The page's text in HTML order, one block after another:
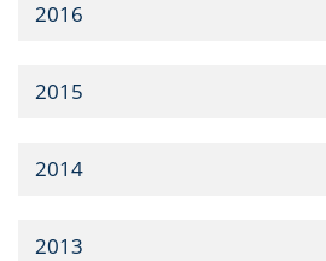
2016
2015
2014
2013